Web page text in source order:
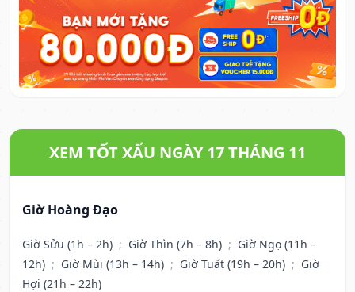
XEM TỐT XẤU NGÀY 17 THÁNG 11
Giờ Hoàng Đạo
Giờ Sửu (1h – 2h) ; Giờ Thìn (7h – 8h) ; Giờ Ngọ (11h –
12h) ; Giờ Mùi (13h – 14h) ; Giờ Tuất (19h – 20h) ; Giờ
Hợi (21h – 22h)